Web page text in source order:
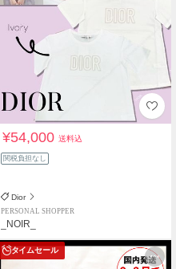
¥54,000送料込
関税負担なし
Dior
PERSONAL SHOPPER
_NOIR_
タイムセール